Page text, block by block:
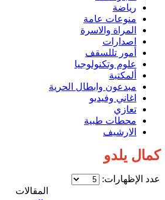
رياضة
منوعات عامة
المراة والاسرة
اصدارات
أمور تللسقف
علوم وتكنولوجيا
ألمكتبة
مبدعون وابطال الحرية
اغاني وفيديو
تعازي
محطات طبية
الارشيف
كمال يلدو
عدد الإظهارات:
المقالات